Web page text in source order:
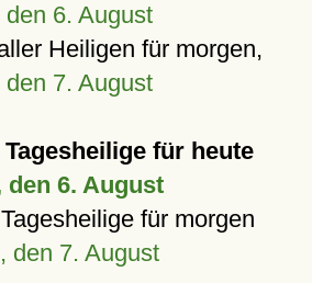
den 6. August
Heiligen für morgen,
den 7. August
für heute
den 6. August
für morgen
, den 7. August